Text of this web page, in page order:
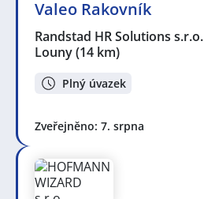
Valeo Rakovník
Randstad HR Solutions s.r.o.
Louny(14 km)
Plný úvazek
Zveřejněno: 7. srpna